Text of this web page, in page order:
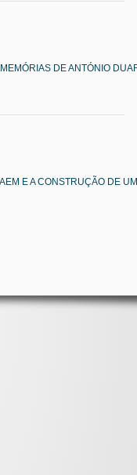
DE ANTÓNIO
E A CONSTRUÇÃO DE